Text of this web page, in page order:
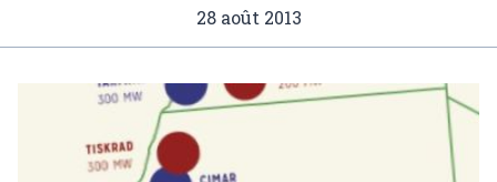
28 août 2013